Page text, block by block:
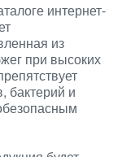
интернет-
из
при высоких
бактерий и